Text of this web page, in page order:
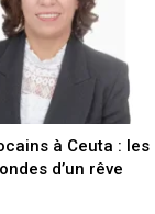
à Ceuta : les
d’un rêve